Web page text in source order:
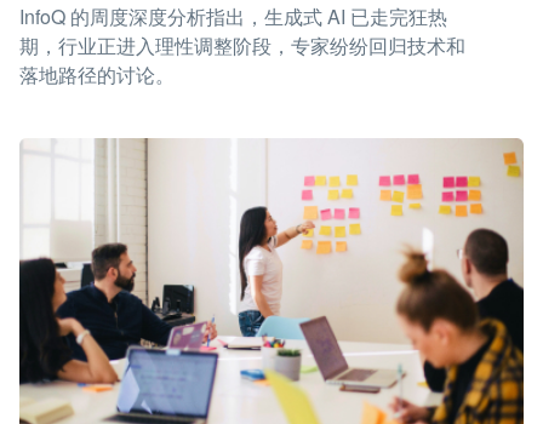
InfoQ 的周度深度分析指出，生成式 AI 已走完狂热
期，行业正进入理性调整阶段，专家纷纷回归技术和
落地路径的讨论。